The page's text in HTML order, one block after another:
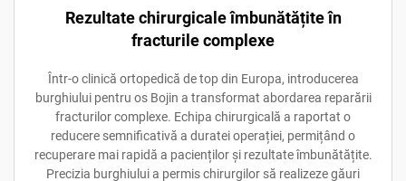
Rezultate chirurgicale îmbunătățite în
fracturile complexe
Într-o clinică ortopedică de top din Europa, introducerea
burghiului pentru os Bojin a transformat abordarea reparării
fracturilor complexe. Echipa chirurgicală a raportat o
reducere semnificativă a duratei operației, permițând o
recuperare mai rapidă a pacienților și rezultate îmbunătățite.
Precizia burghiului a permis chirurgilor să realizeze găuri